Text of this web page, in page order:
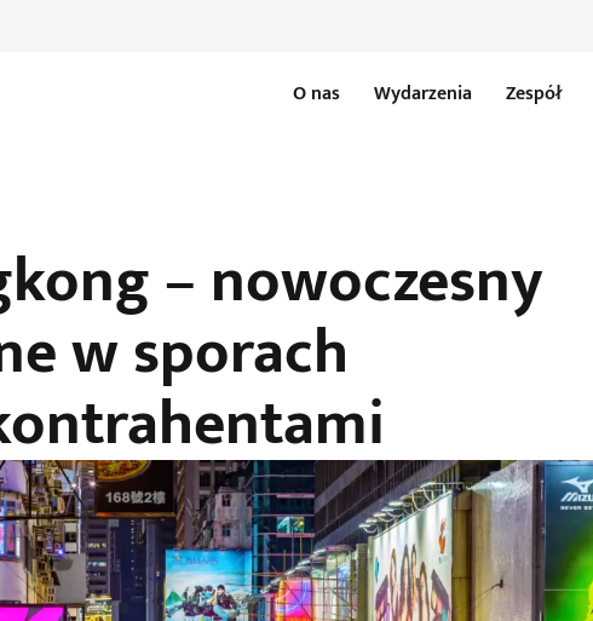
O nas Wydarzenia Zespół
– nowoczesny
w sporach